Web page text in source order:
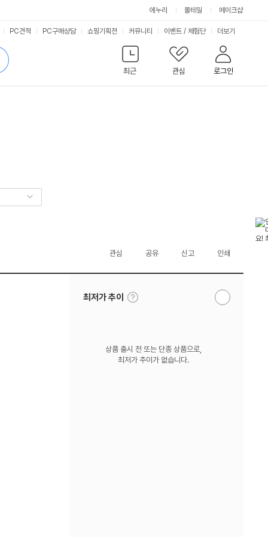
에누리 몰테일 메이크샵
최근
관심 로그인
PC견적 PC구매상담 쇼핑기획전 커뮤니티 이벤트 / 체험단 서
비
스
더보기
관심 공유 신고 인쇄
최저가 추이
툴
팁
알
상품 출시 전 또는 단종 상품으로,
최저가 추이가 없습니다.